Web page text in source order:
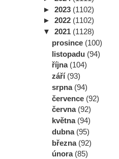
► 2023 (1102)
► 2022 (1102)
▼ 2021 (1128)
prosince (100)
listopadu (94)
října (104)
září (93)
srpna (94)
července (92)
června (92)
května (94)
dubna (95)
března (92)
února (85)